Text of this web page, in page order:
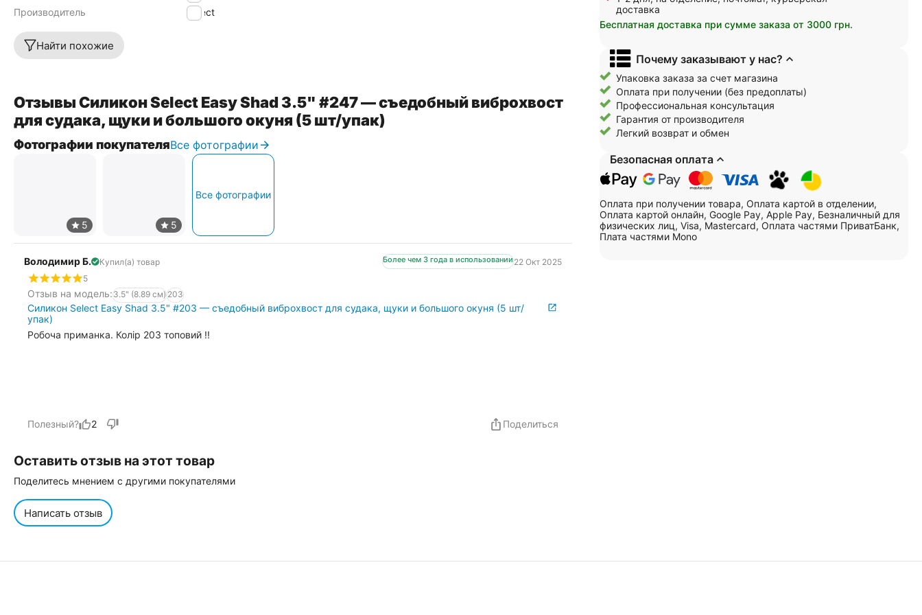
доставка
Бесплатная доставка при сумме заказа от 3000 грн.
Почему заказывают у нас?
Упаковка заказа за счет магазина
Оплата при получении (без предоплаты)
Профессиональная консультация
Гарантия от производителя
Легкий возврат и обмен
Безопасная оплата
Оплата при получении товара, Оплата картой в отделении,
Оплата картой онлайн, Google Pay, Apple Pay, Безналичный для
физических лиц, Visa, Mastercard, Оплата частями ПриватБанк,
Плата частями Mono
Производитель Select
Найти похожие
Отзывы Силикон Select Easy Shad 3.5" #247 — съедобный виброхвост
для судака, щуки и большого окуня (5 шт/упак)
Фотографии покупателяВсе фотографии
Все фотографии
Володимир Б. Купил(а) товар Более чем 3 года в использовании22 Окт 2025
5
Отзыв на модель:3.5" (8.89 см) 203
Силикон Select Easy Shad 3.5" #203 — съедобный виброхвост для судака, щуки и большого окуня (5 шт/
упак)
Робоча приманка. Колір 203 топовий !!
Полезный? 2 Поделиться
Оставить отзыв на этот товар
Поделитесь мнением с другими покупателями
Написать отзыв